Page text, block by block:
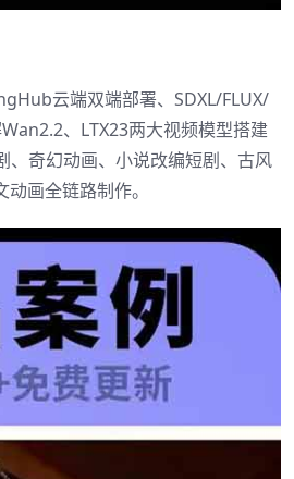
云端双端部署、SDXL/FLUX/
、LTX23两大视频模型搭建
、奇幻动画、小说改编短剧、古风
画全链路制作。